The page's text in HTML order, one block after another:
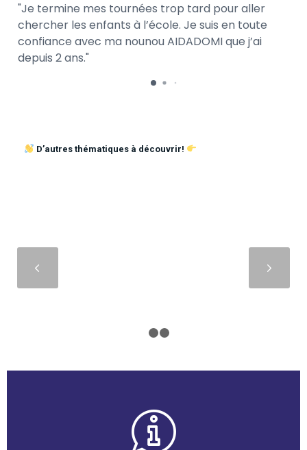
Je termine mes tournées trop tard pour aller
chercher les enfants à l’école. Je suis en toute
confiance avec ma nounou AIDADOMI que j’ai
depuis 2 ans.
D’autres thématiques à découvrir!